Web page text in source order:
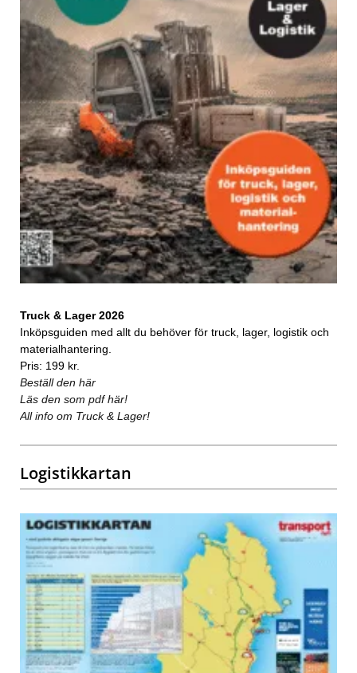
Truck & Lager 2026
Inköpsguiden med allt du behöver för truck, lager, logistik och
materialhantering.
Pris: 199 kr.
Beställ den här
Läs den som pdf här!
All info om Truck & Lager!
Logistikkartan